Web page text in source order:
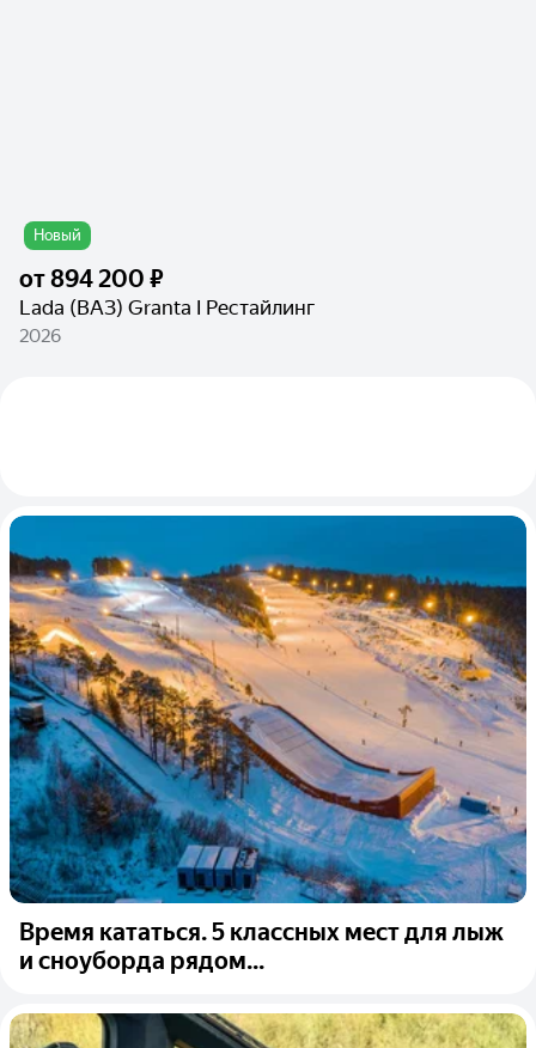
Новый
от894 200 ₽
Lada (ВАЗ) Granta I Рестайлинг
2026
Время кататься. 5 классных мест для лыж
и сноуборда рядом...